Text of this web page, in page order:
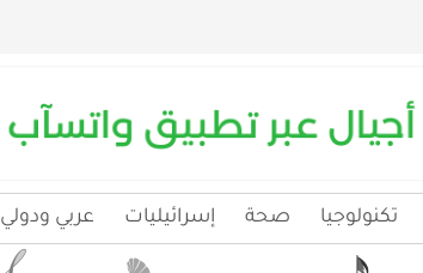
تكنولوجيا صحة إسرائيليات عربي ودولي